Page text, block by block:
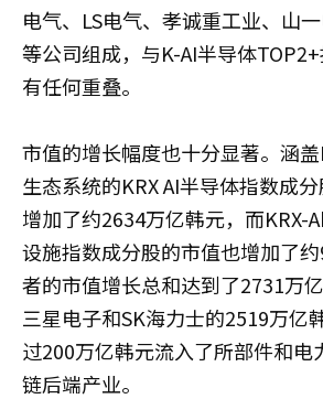
电气、LS电气、孝诚重工业、山
等公司组成，与K-AI半导体
有任何重叠。
市值的增长幅度也十分显著。涵
生态系统的KRX AI半导体指数成
增加了约2634万亿韩元，而KRX-
设施指数成分股的市值也增加了
者的市值增长总和达到了2731万
三星电子和SK海力士的2519万亿
过200万亿韩元流入了所部件和电
链后端产业。